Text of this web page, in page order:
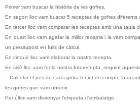
Primer vam buscar la història de les gofres.
En segon lloc vam buscar 5 receptes de gofres diferents
En tercer lloc vam comparar les receptes amb una taula
En quart lloc vam agafar la millor recepta i la vam
un pressupost en fulls de càlcul.
En cinquè lloc vam elaborar la nostra recepta.
En sisè lloc vam fer la nostra fotorecepta, seguint
- Calcular el pes de cada gofra tenint en compte la
les gofres que vam obtenir.
Per últim vam dissenyar l'etiqueta i l'embalatge.